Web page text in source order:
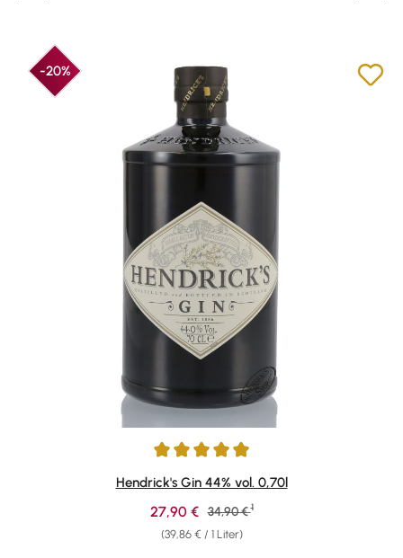
-20%
Durchschnittliche Bewertung von 4.88 von 5 Sternen
Hendrick's Gin 44% vol. 0,70l
(39,86 € / 1 Liter)
Verkaufspreis:
27,90 € Regulärer Preis:
34,90 € 1